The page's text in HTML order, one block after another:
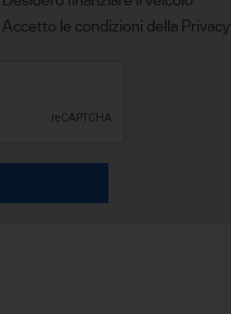
Accetto le condizioni della Privacy